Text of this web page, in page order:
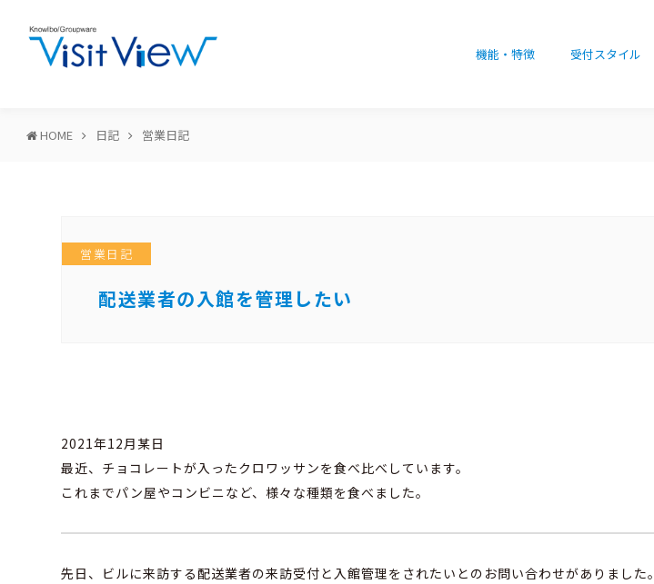
機能・特徴 受付スタイル
HOME 日記 営業日記
営業日記
配送業者の入館を管理したい
2021年12月某日
最近、チョコレートが入ったクロワッサンを食べ比べしています。
これまでパン屋やコンビニなど、様々な種類を食べました。
先日、ビルに来訪する配送業者の来訪受付と入館管理をされたいとのお問い合わせがありました。